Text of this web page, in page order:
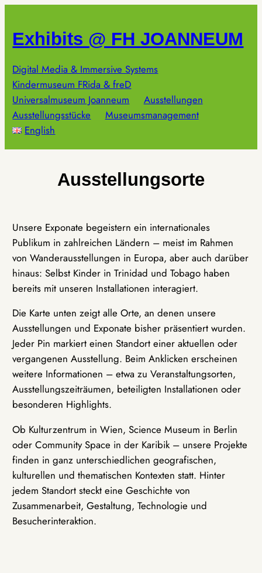
springen
Exhibits @ FH JOANNEUM
Digital Media & Immersive Systems
Kindermuseum FRida & freD
Universalmuseum Joanneum
Ausstellungen
Ausstellungsstücke
Museumsmanagement
English
Ausstellungsorte
Unsere Exponate begeistern ein internationales
Publikum in zahlreichen Ländern – meist im Rahmen
von Wanderausstellungen in Europa, aber auch darüber
hinaus: Selbst Kinder in Trinidad und Tobago haben
bereits mit unseren Installationen interagiert.
Die Karte unten zeigt alle Orte, an denen unsere
Ausstellungen und Exponate bisher präsentiert wurden.
Jeder Pin markiert einen Standort einer aktuellen oder
vergangenen Ausstellung. Beim Anklicken erscheinen
weitere Informationen – etwa zu Veranstaltungsorten,
Ausstellungszeiträumen, beteiligten Installationen oder
besonderen Highlights.
Ob Kulturzentrum in Wien, Science Museum in Berlin
oder Community Space in der Karibik – unsere Projekte
finden in ganz unterschiedlichen geografischen,
kulturellen und thematischen Kontexten statt. Hinter
jedem Standort steckt eine Geschichte von
Zusammenarbeit, Gestaltung, Technologie und
Besucherinteraktion.